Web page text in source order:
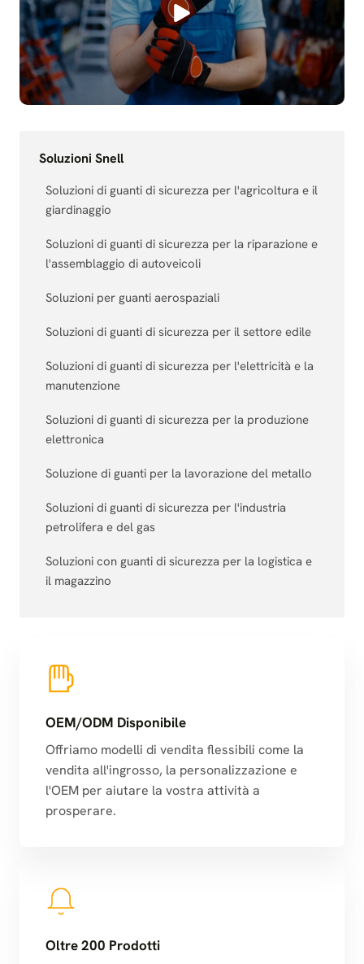
Soluzioni Snell
Soluzioni di guanti di sicurezza per l'agricoltura e il
giardinaggio
Soluzioni di guanti di sicurezza per la riparazione e
l'assemblaggio di autoveicoli
Soluzioni per guanti aerospaziali
Soluzioni di guanti di sicurezza per il settore edile
Soluzioni di guanti di sicurezza per l'elettricità e la
manutenzione
Soluzioni di guanti di sicurezza per la produzione
elettronica
Soluzione di guanti per la lavorazione del metallo
Soluzioni di guanti di sicurezza per l'industria
petrolifera e del gas
Soluzioni con guanti di sicurezza per la logistica e
il magazzino
OEM/ODM Disponibile
Offriamo modelli di vendita flessibili come la
vendita all'ingrosso, la personalizzazione e
l'OEM per aiutare la vostra attività a
prosperare.
Oltre 200 Prodotti